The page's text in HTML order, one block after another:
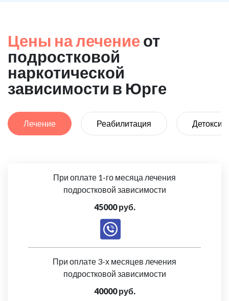
Цены на лечение от
подростковой
наркотической
зависимости в Юрге
Лечение Реабилитация
При оплате 1-го месяца лечения
подростковой зависимости
45000 руб.
При оплате 3-х месяцев лечения
подростковой зависимости
40000 руб.